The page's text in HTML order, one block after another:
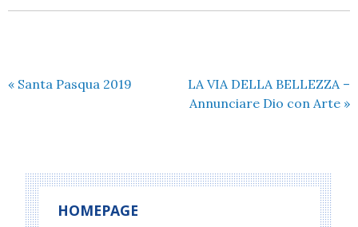
« Santa Pasqua 2019
LA VIA DELLA BELLEZZA –
Annunciare Dio con Arte »
HOMEPAGE